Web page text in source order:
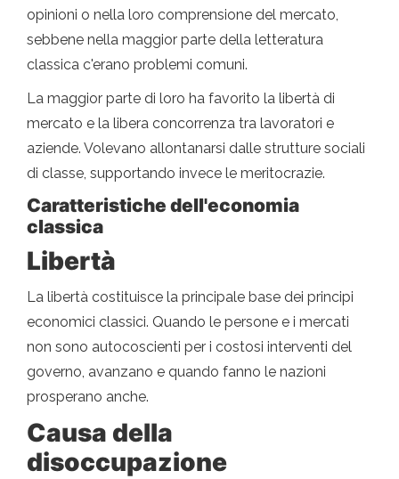
opinioni o nella loro comprensione del mercato,
sebbene nella maggior parte della letteratura
classica c'erano problemi comuni.
La maggior parte di loro ha favorito la libertà di
mercato e la libera concorrenza tra lavoratori e
aziende. Volevano allontanarsi dalle strutture sociali
di classe, supportando invece le meritocrazie.
Caratteristiche dell'economia
classica
Libertà
La libertà costituisce la principale base dei principi
economici classici. Quando le persone e i mercati
non sono autocoscienti per i costosi interventi del
governo, avanzano e quando fanno le nazioni
prosperano anche.
Causa della
disoccupazione